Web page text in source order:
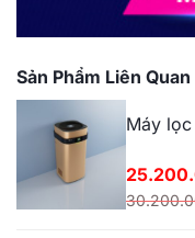
Sản Phẩm Liên Quan
Máy